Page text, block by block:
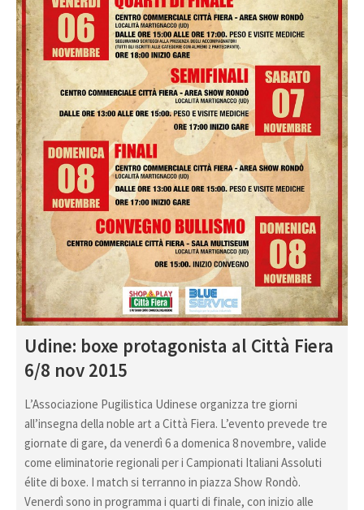
Udine: boxe protagonista al Città Fiera
6/8 nov 2015
L’Associazione Pugilistica Udinese organizza tre giorni
all’insegna della noble art a Città Fiera. L’evento prevede tre
giornate di gare, da venerdì 6 a domenica 8 novembre, valide
come eliminatorie regionali per i Campionati Italiani Assoluti
élite di boxe. I match si terranno in piazza Show Rondò.
Venerdì sono in programma i quarti di finale, con inizio alle